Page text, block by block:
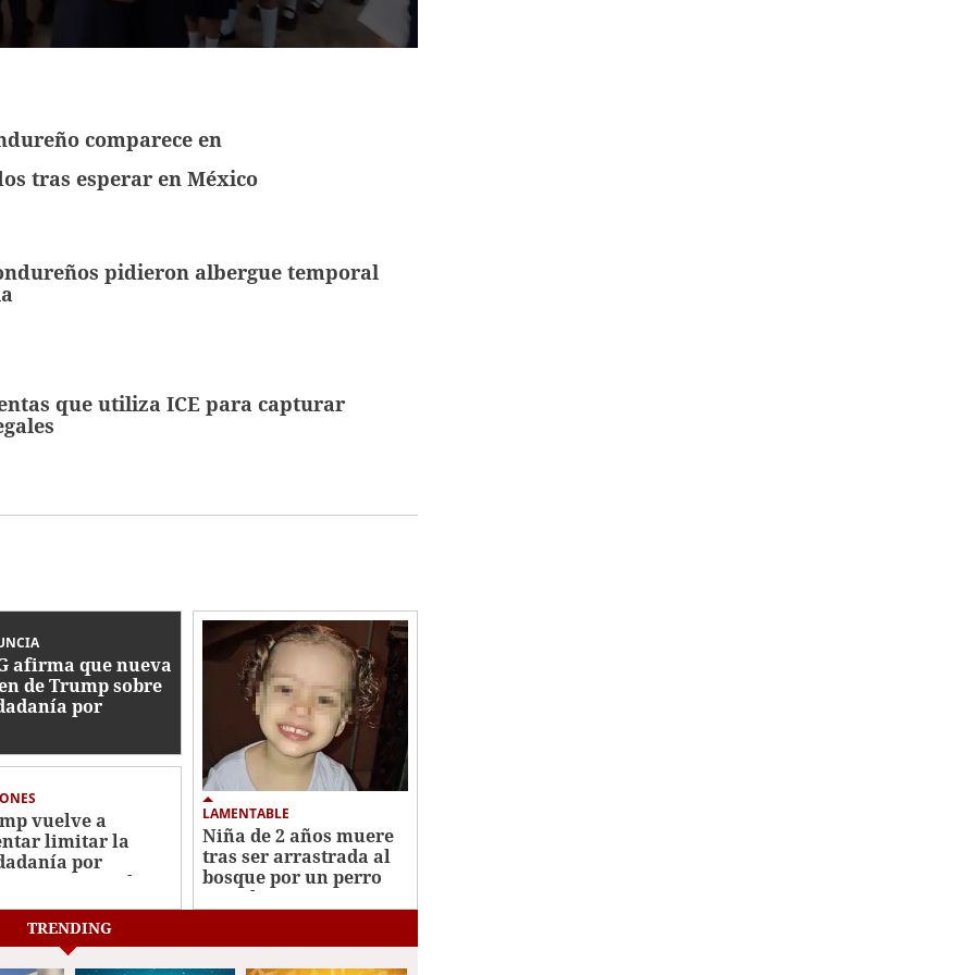
comparece en
tras esperar en México
pidieron albergue temporal
que utiliza ICE para capturar
afirma que nueva
de Trump sobre
por
vuelve a
limitar la
por
pese al
del Supremo
LAMENTABLE
Niña de 2 años muere
tras ser arrastrada al
bosque por un perro
en Arkansas
TRENDING